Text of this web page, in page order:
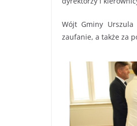
Wójt Gminy Urszula
zaufanie, a także za